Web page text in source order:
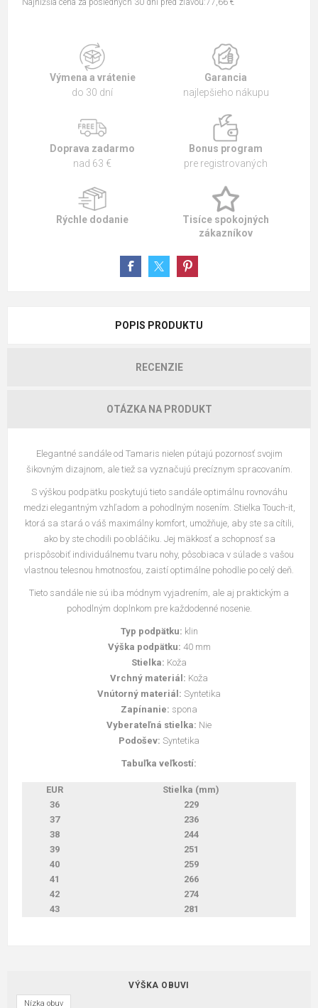
Výmena a vrátenie
do 30 dní
Garancia
najlepšieho nákupu
Doprava zadarmo
nad 63 €
Bonus program
pre registrovaných
Rýchle dodanie
Tisíce spokojných
zákazníkov
POPIS PRODUKTU
RECENZIE
OTÁZKA NA PRODUKT
Elegantné sandále od Tamaris nielen pútajú pozornosť svojim
šikovným dizajnom, ale tiež sa vyznačujú precíznym spracovaním.
S výškou podpätku poskytujú tieto sandále optimálnu rovnováhu
medzi elegantným vzhľadom a pohodlným nosením. Stielka Touch-it,
ktorá sa stará o váš maximálny komfort, umožňuje, aby ste sa cítili,
ako by ste chodili po obláčiku. Jej mäkkosť a schopnosť sa
prispôsobiť individuálnemu tvaru nohy, pôsobiaca v súlade s vašou
vlastnou telesnou hmotnosťou, zaistí optimálne pohodlie po celý deň.
Tieto sandále nie sú iba módnym vyjadrením, ale aj praktickým a
pohodlným doplnkom pre každodenné nosenie.
Typ podpätku: klin
Výška podpätku: 40 mm
Stielka: Koža
Vrchný materiál: Koža
Vnútorný materiál: Syntetika
Zapínanie: spona
Vyberateľná stielka: Nie
Podošev: Syntetika
Tabuľka veľkostí:
EUR
Stielka (mm)
36
229
37
236
38
244
39
251
40
259
41
266
42
274
43
281
VÝŠKA OBUVI
Nízka obuv